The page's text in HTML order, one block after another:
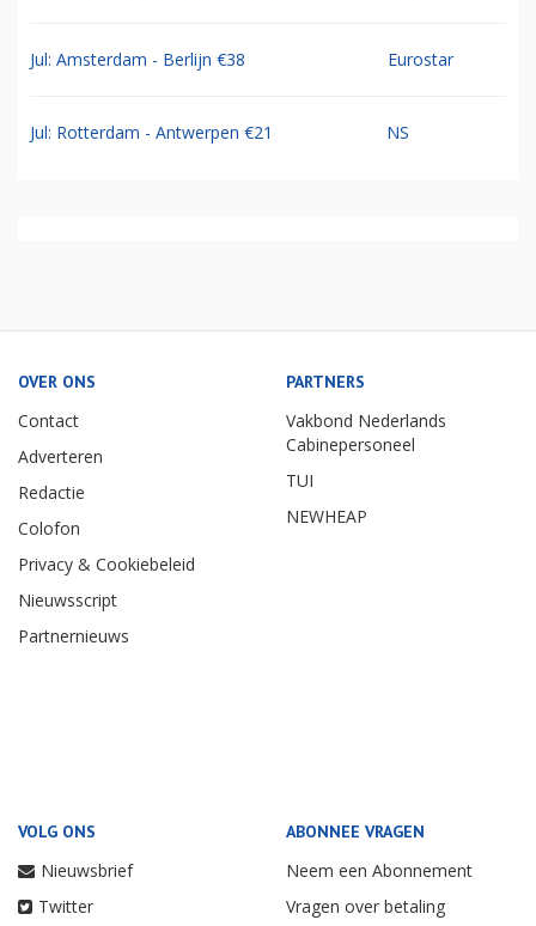
Jul: Amsterdam - Berlijn €38 Eurostar
Jul: Rotterdam - Antwerpen €21 NS
OVER ONS
Contact
Adverteren
Redactie
Colofon
Privacy & Cookiebeleid
Nieuwsscript
Partnernieuws
PARTNERS
Vakbond Nederlands
Cabinepersoneel
TUI
NEWHEAP
VOLG ONS
Nieuwsbrief
Twitter
ABONNEE VRAGEN
Neem een Abonnement
Vragen over betaling